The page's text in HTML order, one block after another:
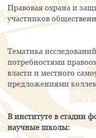
Правовая охрана и
участников
Тематика
потребностями
власти и местного
предложениями
В институте в стадии
научные школы: